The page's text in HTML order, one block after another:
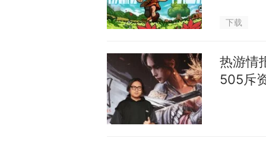
下载
热游情
505斥